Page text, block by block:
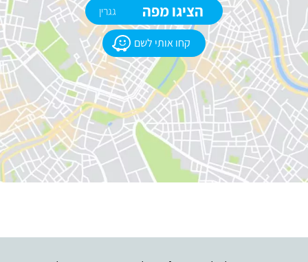
קחו אותי לשם
הציגו מפה גגרין